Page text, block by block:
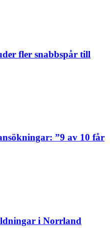
fler snabbspår till
”9 av 10 får
i Norrland